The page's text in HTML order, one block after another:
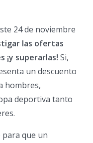
24 de noviembre
las ofertas
¡y superarlas! Si,
un descuento
hombres,
deportiva tanto
que un